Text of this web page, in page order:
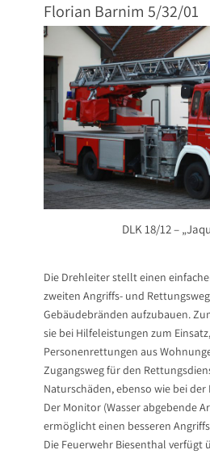
Florian Barnim 5/32/01
DLK 18/12 –
Die Drehleiter stellt einen
zweiten Angriffs- und
Gebäudebränden aufzubauen.
sie bei Hilfeleistungen zum
Personenrettungen aus
Zugangsweg für den
Naturschäden, ebenso wie bei
Der Monitor (Wasser abgebende
ermöglicht einen besseren
Die Feuerwehr Biesenthal verfügt